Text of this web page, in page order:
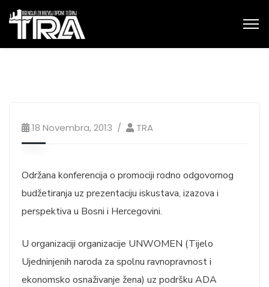
18 Novembra, 2013 TRA
Održana konferencija o promociji rodno odgovornog
budžetiranja uz prezentaciju iskustava, izazova i
perspektiva u Bosni i Hercegovini.
U organizaciji organizacije UNWOMEN (Tijelo
Ujedninjenih naroda za spolnu ravnopravnost i
ekonomsko osnaživanje žena) uz podršku ADA